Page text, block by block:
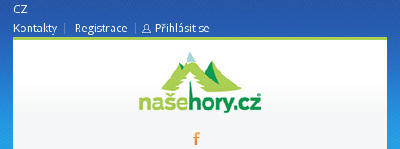
CZ
Kontakty
Registrace Přihlásit se
nasehory.cz